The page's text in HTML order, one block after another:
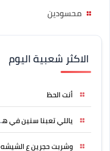
محسودين
الاكثر شعبية اليوم
أنت الحظ
ياللي تعبنا سنين في هواه
وشربت حجرين ع الشيشه